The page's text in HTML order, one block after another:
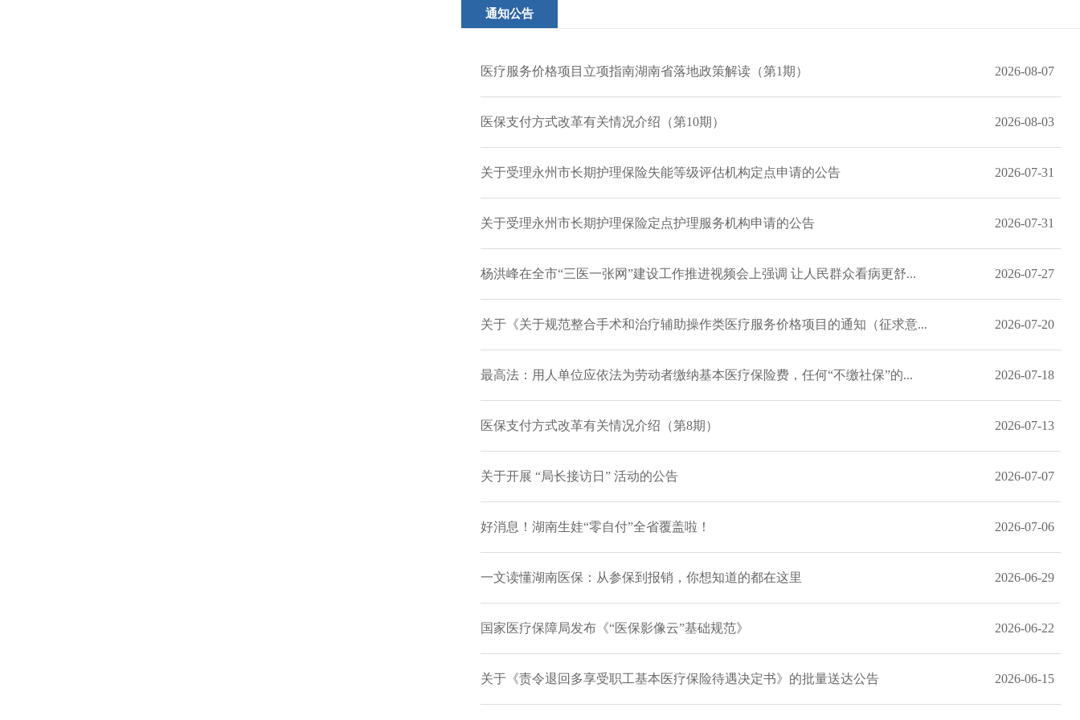
通知公告
医疗服务价格项目立项指南湖南省落地政策解读（第1期） 2026-08-07
医保支付方式改革有关情况介绍（第10期） 2026-08-03
关于受理永州市长期护理保险失能等级评估机构定点申请的公告 2026-07-31
关于受理永州市长期护理保险定点护理服务机构申请的公告 2026-07-31
杨洪峰在全市“三医一张网”建设工作推进视频会上强调 让人民群众看病更舒... 2026-07-27
关于《关于规范整合手术和治疗辅助操作类医疗服务价格项目的通知（征求意... 2026-07-20
最高法：用人单位应依法为劳动者缴纳基本医疗保险费，任何“不缴社保”的... 2026-07-18
医保支付方式改革有关情况介绍（第8期） 2026-07-13
关于开展 “局长接访日” 活动的公告 2026-07-07
好消息！湖南生娃“零自付”全省覆盖啦！ 2026-07-06
一文读懂湖南医保：从参保到报销，你想知道的都在这里 2026-06-29
国家医疗保障局发布《“医保影像云”基础规范》 2026-06-22
关于《责令退回多享受职工基本医疗保险待遇决定书》的批量送达公告 2026-06-15